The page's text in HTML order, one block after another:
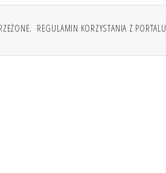
REGULAMIN KORZYSTANIA Z PORTALU